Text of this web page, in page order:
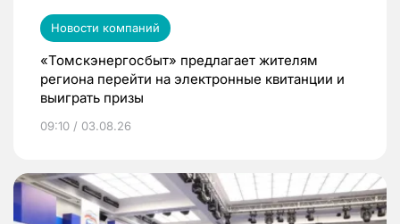
Новости компаний
«Томскэнергосбыт» предлагает жителям
региона перейти на электронные квитанции и
выиграть призы
09:10 / 03.08.26